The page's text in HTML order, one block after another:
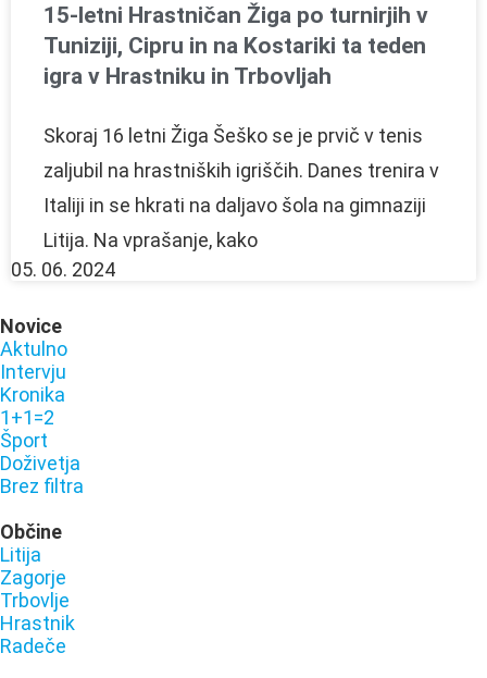
15-letni Hrastničan Žiga po turnirjih v
Tuniziji, Cipru in na Kostariki ta teden
igra v Hrastniku in Trbovljah
Skoraj 16 letni Žiga Šeško se je prvič v tenis
zaljubil na hrastniških igriščih. Danes trenira v
Italiji in se hkrati na daljavo šola na gimnaziji
Litija. Na vprašanje, kako
05. 06. 2024
Novice
Aktulno
Intervju
Kronika
1+1=2
Šport
Doživetja
Brez filtra
Občine
Litija
Zagorje
Trbovlje
Hrastnik
Radeče